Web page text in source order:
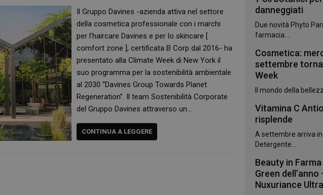
Il Gruppo Davines -azienda attiva nel settore
della cosmetica professionale con i marchi
per l’haircare Davines e per lo skincare [
comfort zone ], certificata B Corp dal 2016- ha
presentato alla Climate Week di New York il
suo programma per la sostenibilità ambientale
al 2030 “Davines Group Towards Planet
Regeneration”. Il team Sostenibilità Corporate
del Gruppo Davines attraverso un…
CONTINUA A LEGGERE
danneggiati
Due novità Phyto
farmacia:...
Cosmetica:
settembre
Week
Il mondo della
Vitamina C
risplende
A settembre arriva
Detergente...
Beauty in
Green dell’anno
Nuxuriance Ultra
Necessari
contribuiscono a rendere fruibile il sito web abilitandone funzionalità di base quali la navigazione sulle pagine
protette del sito. Il sito web non è in grado di funzionare correttamente senza questi cookie.
FORNITORE/ DOMINIO SCADENZA
DESCRIZIONE
PHP.net
.www.panoramacosmetico.it
Sessione
Cookie generato da applicazioni basate sul linguaggio
PHP. Si tratta di un identificatore generico utilizzato per
mantenere le variabili di sessione utente. Normalmente
è un numero generato in modo casuale, il modo in cui
viene utilizzato può essere specifico per il sito, ma un
buon esempio è mantenere uno stato di accesso per un
Questo nome di cookie è associato a Google Universal
Analytics, che è un aggiornamento significativo del
servizio di analisi più comunemente utilizzato da
Google. Questo cookie viene utilizzato per distinguere